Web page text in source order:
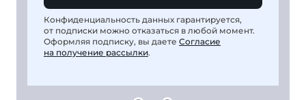
Конфиденциальность данных гарантируется,
от подписки можно отказаться в любой момент.
Оформляя подписку, вы даете Согласие
на получение рассылки.